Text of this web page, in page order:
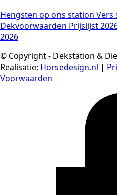
Hengsten op ons station Vers
Dekvoorwaarden Prijslijst
2026
© Copyright - Dekstation &
Realisatie: Horsedesign.nl |
Voorwaarden